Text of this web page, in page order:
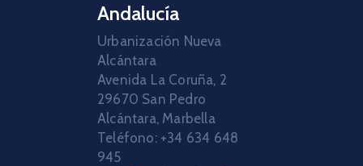
Andalucía
Urbanización Nueva
Alcántara
Avenida La Coruña, 2
29670 San Pedro
Alcántara, Marbella
Teléfono: +34 634 648
945